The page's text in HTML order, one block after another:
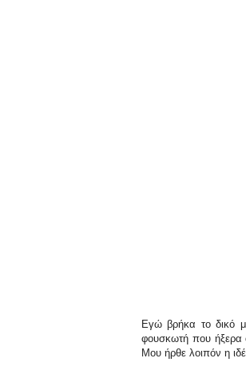
Εγώ βρήκα το δικό
φουσκωτή που ήξερα
Μου ήρθε λοιπόν η